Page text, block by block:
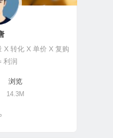
X 转化 X 单价 X 复购
利润
浏览
14.3M